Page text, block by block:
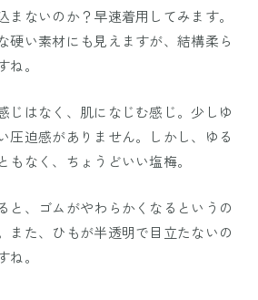
まないのか？早速着用してみます。
硬い素材にも見えますが、結構柔ら
。
じはなく、肌になじむ感じ。少しゆ
圧迫感がありません。しかし、ゆる
もなく、ちょうどいい塩梅。
と、ゴムがやわらかくなるというの
また、ひもが半透明で目立たないの
。